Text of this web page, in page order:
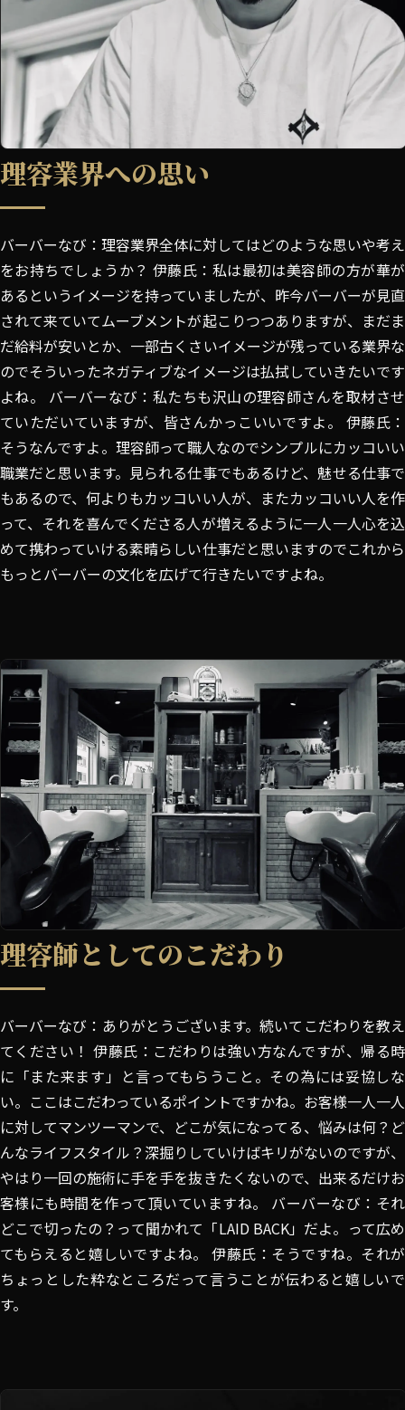
理容業界への思い
バーバーなび：理容業界全体に対してはどのような思いや考え
をお持ちでしょうか？ 伊藤氏：私は最初は美容師の方が華が
あるというイメージを持っていましたが、昨今バーバーが見直
されて来ていてムーブメントが起こりつつありますが、まだま
だ給料が安いとか、一部古くさいイメージが残っている業界な
のでそういったネガティブなイメージは払拭していきたいです
よね。 バーバーなび：私たちも沢山の理容師さんを取材させ
ていただいていますが、皆さんかっこいいですよ。 伊藤氏：
そうなんですよ。理容師って職人なのでシンプルにカッコいい
職業だと思います。見られる仕事でもあるけど、魅せる仕事で
もあるので、何よりもカッコいい人が、またカッコいい人を作
って、それを喜んでくださる人が増えるように一人一人心を込
めて携わっていける素晴らしい仕事だと思いますのでこれから
もっとバーバーの文化を広げて行きたいですよね。
理容師としてのこだわり
バーバーなび：ありがとうございます。続いてこだわりを教え
てください！ 伊藤氏：こだわりは強い方なんですが、帰る時
に「また来ます」と言ってもらうこと。その為には妥協しな
い。ここはこだわっているポイントですかね。お客様一人一人
に対してマンツーマンで、どこが気になってる、悩みは何？ど
んなライフスタイル？深掘りしていけばキリがないのですが、
やはり一回の施術に手を手を抜きたくないので、出来るだけお
客様にも時間を作って頂いていますね。 バーバーなび：それ
どこで切ったの？って聞かれて「LAID BACK」だよ。って広め
てもらえると嬉しいですよね。 伊藤氏：そうですね。それが
ちょっとした粋なところだって言うことが伝わると嬉しいで
す。